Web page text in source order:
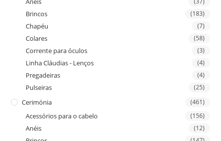
Brincos (183)
Chapéu (7)
Colares (58)
Corrente para óculos (3)
Linha Cláudias - Lenços (4)
Pregadeiras (4)
Pulseiras (25)
Cerimónia (461)
Acessórios para o cabelo (156)
Anéis (12)